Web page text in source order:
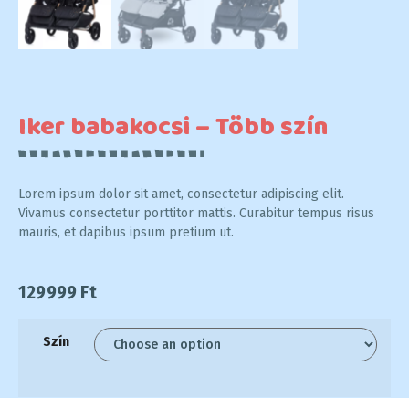
Iker babakocsi – Több szín
Lorem ipsum dolor sit amet, consectetur adipiscing elit.
Vivamus consectetur porttitor mattis. Curabitur tempus risus
mauris, et dapibus ipsum pretium ut.
129999 Ft
Szín